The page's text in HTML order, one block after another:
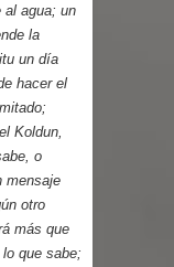
al agua; un
la
un día
hacer el
Koldun,
o
mensaje
otro
más que
que sabe;